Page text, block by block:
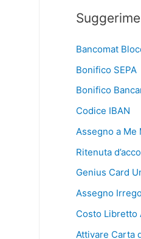
Bancomat
Bonifico SEPA
Bonifico
Codice IBAN
Assegno a Me
Ritenuta
Genius Card
Assegno
Costo Libretto
Attivare Carta